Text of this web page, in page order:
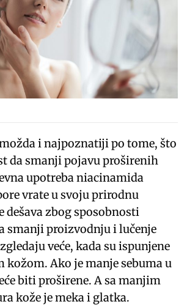
i najpoznatiji po tome, što
da smanji pojavu proširenih
upotreba niacinamida
vrate u svoju prirodnu
dešava zbog sposobnosti
smanji proizvodnju i lučenje
veće, kada su ispunjene
Ako je manje sebuma u
biti proširene. A sa manjim
kože je meka i glatka.